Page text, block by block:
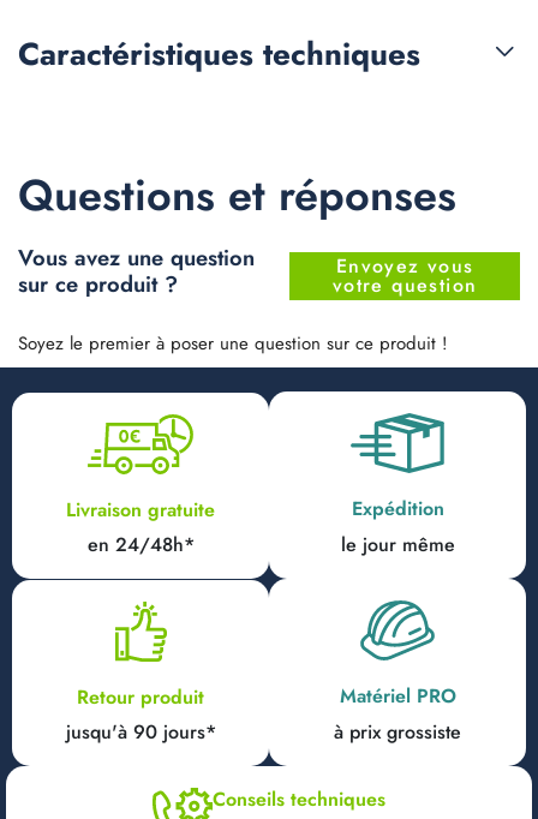
Caractéristiques techniques
Questions et réponses
Vous avez une question
sur ce produit ?
Envoyez vous
votre question
Soyez le premier à poser une question sur ce produit !
Livraison gratuite
en 24/48h*
Expédition
le jour même
Retour produit
jusqu'à 90 jours*
Matériel PRO
à prix grossiste
Conseils techniques